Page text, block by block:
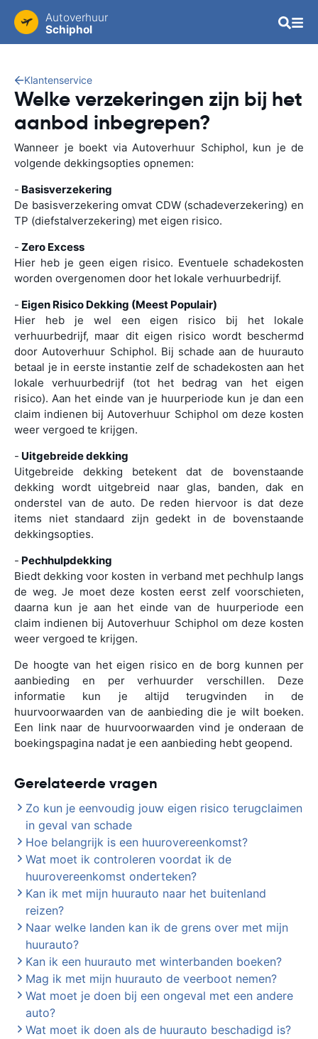
Autoverhuur
Schiphol
Klantenservice
Welke verzekeringen zijn bij het
aanbod inbegrepen?
Wanneer je boekt via Autoverhuur Schiphol, kun je de
volgende dekkingsopties opnemen:
- Basisverzekering
De basisverzekering omvat CDW (schadeverzekering) en
TP (diefstalverzekering) met eigen risico.
- Zero Excess
Hier heb je geen eigen risico. Eventuele schadekosten
worden overgenomen door het lokale verhuurbedrijf.
- Eigen Risico Dekking (Meest Populair)
Hier heb je wel een eigen risico bij het lokale
verhuurbedrijf, maar dit eigen risico wordt beschermd
door Autoverhuur Schiphol. Bij schade aan de huurauto
betaal je in eerste instantie zelf de schadekosten aan het
lokale verhuurbedrijf (tot het bedrag van het eigen
risico). Aan het einde van je huurperiode kun je dan een
claim indienen bij Autoverhuur Schiphol om deze kosten
weer vergoed te krijgen.
- Uitgebreide dekking
Uitgebreide dekking betekent dat de bovenstaande
dekking wordt uitgebreid naar glas, banden, dak en
onderstel van de auto. De reden hiervoor is dat deze
items niet standaard zijn gedekt in de bovenstaande
dekkingsopties.
- Pechhulpdekking
Biedt dekking voor kosten in verband met pechhulp langs
de weg. Je moet deze kosten eerst zelf voorschieten,
daarna kun je aan het einde van de huurperiode een
claim indienen bij Autoverhuur Schiphol om deze kosten
weer vergoed te krijgen.
De hoogte van het eigen risico en de borg kunnen per
aanbieding en per verhuurder verschillen. Deze
informatie kun je altijd terugvinden in de
huurvoorwaarden van de aanbieding die je wilt boeken.
Een link naar de huurvoorwaarden vind je onderaan de
boekingspagina nadat je een aanbieding hebt geopend.
Gerelateerde vragen
Zo kun je eenvoudig jouw eigen risico terugclaimen
in geval van schade
Hoe belangrijk is een huurovereenkomst?
Wat moet ik controleren voordat ik de
huurovereenkomst onderteken?
Kan ik met mijn huurauto naar het buitenland
reizen?
Naar welke landen kan ik de grens over met mijn
huurauto?
Kan ik een huurauto met winterbanden boeken?
Mag ik met mijn huurauto de veerboot nemen?
Wat moet je doen bij een ongeval met een andere
auto?
Wat moet ik doen als de huurauto beschadigd is?